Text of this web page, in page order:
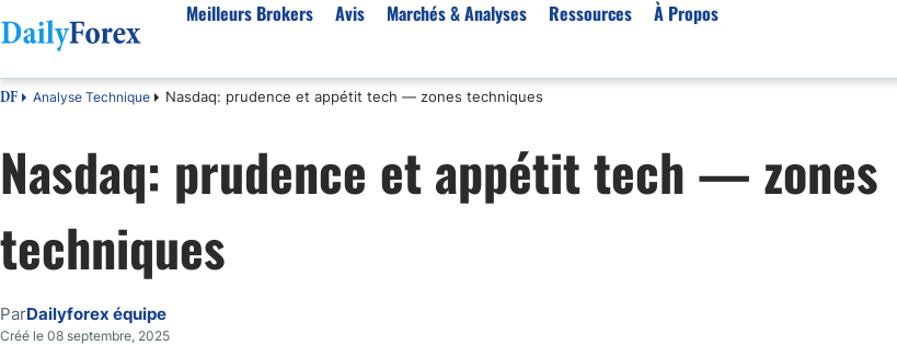
Meilleurs Brokers
Meilleurs brokers en France
Algérie
Maroc
Côte d'Ivoire
Burkina Faso
Or XAU/USD
Effet de levier
Avis
StarTrader
Fintana
BlackBull Markets
Vantage FX
Eightcap
Marchés & Analyses
EUR-USD
EUR/DZD
Signaux de trading
Matières premières
Ressources
Bonus
eBook Trading Gratuit
Articles sur le Forex
Réglementation
À Propos
À Propos de Nous
Pourquoi Nous Faire Confiance
Politique Editoriale
Score de Confiance
Notre Méthodologie
DF Analyse Technique Nasdaq: prudence et appétit tech — zones techniques
Nasdaq: prudence et appétit tech — zones
techniques
ParDailyforex équipe
Créé le 08 septembre, 2025